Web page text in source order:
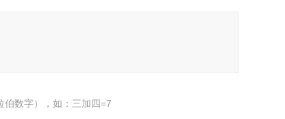
伯数字），如：三加四=7